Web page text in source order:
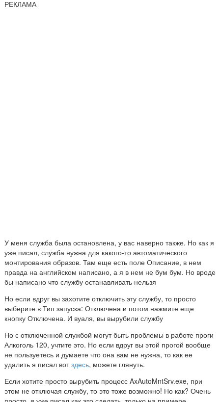
РЕКЛАМА
У меня служба была остановлена, у вас наверно также. Но как я
уже писал, служба нужна для какого-то автоматического
монтирования образов. Там еще есть поле Описание, в нем
правда на английском написано, а я в нем не бум бум. Но вроде
бы написано что службу останавливать нельзя
Но если вдруг вы захотите отключить эту службу, то просто
выберите в Тип запуска: Отключена и потом нажмите еще
кнопку Отключена. И вуаля, вы вырубили службу
Но с отключенной службой могут быть проблемы в работе проги
Алкоголь 120, учтите это. Но если вдруг вы этой прогой вообще
не пользуетесь и думаете что она вам не нужна, то как ее
удалить я писал вотздесь, можете глянуть.
Если хотите просто вырубить процесс AxAutoMntSrv.exe, при
этом не отключая службу, то это тоже возможно! Но как? Очень